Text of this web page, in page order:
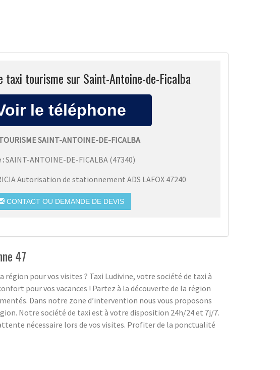
taxi tourisme sur Saint-Antoine-de-Ficalba
SAINT-ANTOINE-DE-FICALBA
:SAINT-ANTOINE-DE-FICALBA (47340)
Autorisation de stationnement ADS LAFOX 47240
CONTACT OU DEMANDE DE DEVIS
47
pour vos visites ? Taxi Ludivine, votre société de taxi à
pour vos vacances ! Partez à la découverte de la région
Dans notre zone d’intervention nous vous proposons
Notre société de taxi est à votre disposition 24h/24 et 7j/7.
nécessaire lors de vos visites. Profiter de la ponctualité